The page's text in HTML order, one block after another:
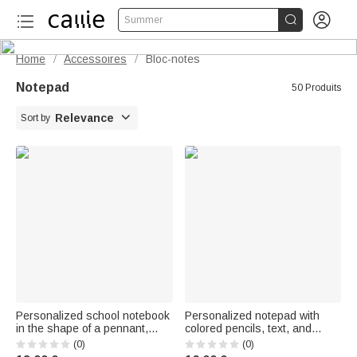
Summer  
Home / Accessoires / Bloc-notes
Notepad 50 Produits
Sort by Relevance 
Personalized school notebook
in the shape of a pennant,
50/100 pages, with name and
text, for everyday use – Back-
(0)
Personalized notepad with
colored pencils, text, and
40/80 pages – For everyday
use, back-to-school, or
(0)